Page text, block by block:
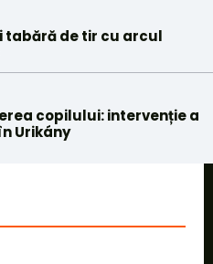
tabără de tir cu arcul
copilului: intervenție a
în Urikány